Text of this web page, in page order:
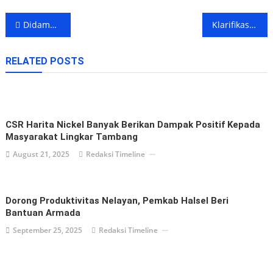
Post
Didampingi Wabup, Bupati Halsel Buka Kegiatan Maulid Fest 2025 Klarifikasi PT GTS Terkait Isu Kewajiban Reklamasi dan Pascatambang
RELATED POSTS
CSR Harita Nickel Banyak Berikan Dampak Positif Kepada
Masyarakat Lingkar Tambang
August 21, 2025 Redaksi Timeline
Dorong Produktivitas Nelayan, Pemkab Halsel Beri
Bantuan Armada
September 25, 2025 Redaksi Timeline